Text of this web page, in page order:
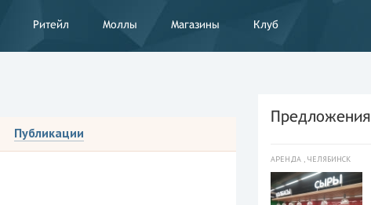
Ритейл Моллы Магазины Клуб
Публикации
Предложения
АРЕНДА , ЧЕЛЯБИНСК